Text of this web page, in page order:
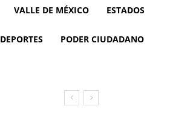
VALLE DE MÉXICO ESTADOS
DEPORTES PODER CIUDADANO